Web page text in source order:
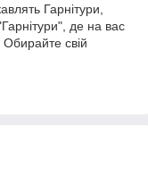
Гарнітури,
де на вас
Обирайте свій